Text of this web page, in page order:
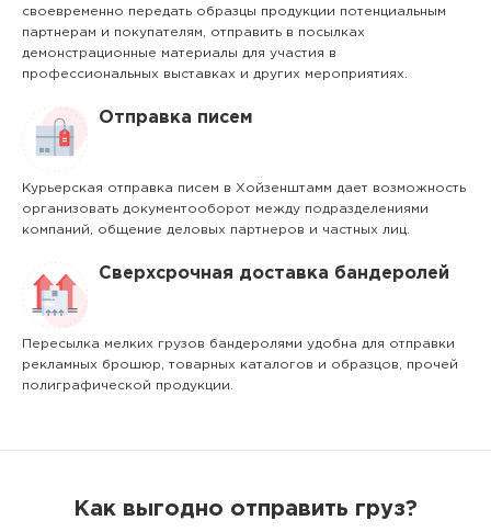
своевременно передать образцы продукции потенциальным
партнерам и покупателям, отправить в посылках
демонстрационные материалы для участия в
профессиональных выставках и других мероприятиях.
Отправка писем
Курьерская отправка писем в Хойзенштамм дает возможность
организовать документооборот между подразделениями
компаний, общение деловых партнеров и частных лиц.
Сверхсрочная доставка бандеролей
Пересылка мелких грузов бандеролями удобна для отправки
рекламных брошюр, товарных каталогов и образцов, прочей
полиграфической продукции.
Как выгодно отправить груз?